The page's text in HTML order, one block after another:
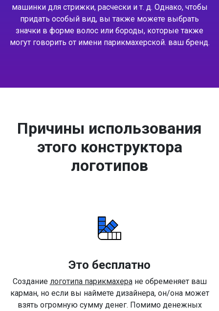
машинки для стрижки, расчески и т. д. Однако, чтобы
придать особый вид, вы также можете выбрать
значки в форме волос или бороды, которые также
могут говорить от имени парикмахерской. ваш бренд.
Причины использования
этого конструктора
логотипов
Это бесплатно
Создание логотипа парикмахеране обременяет ваш
карман, но если вы наймете дизайнера, он/она может
взять огромную сумму денег. Помимо денежных